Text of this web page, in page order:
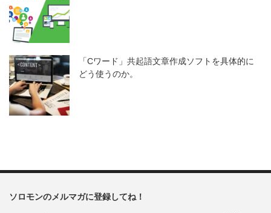
「Cワード」共起語文章作成ソフトを具体的に
どう使うのか。
ソロモンのメルマガに登録してね！